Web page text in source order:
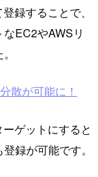
録することで、
EC2やAWSリ
散が可能に！
ゲットにすると
録が可能です。